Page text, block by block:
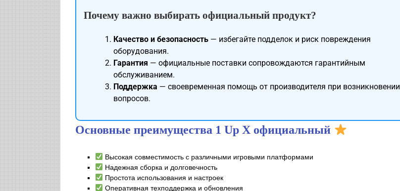
Почему важно выбирать официальный продукт?
Качество и безопасность — избегайте подделок и риск повреждения
оборудования.
Гарантия — официальные поставки сопровождаются гарантийным
обслуживанием.
Поддержка — своевременная помощь от производителя при возникновении
вопросов.
Основные преимущества 1 Up X официальный
Высокая совместимость с различными игровыми платформами
Надежная сборка и долговечность
Простота использования и настроек
Оперативная техподдержка и обновления